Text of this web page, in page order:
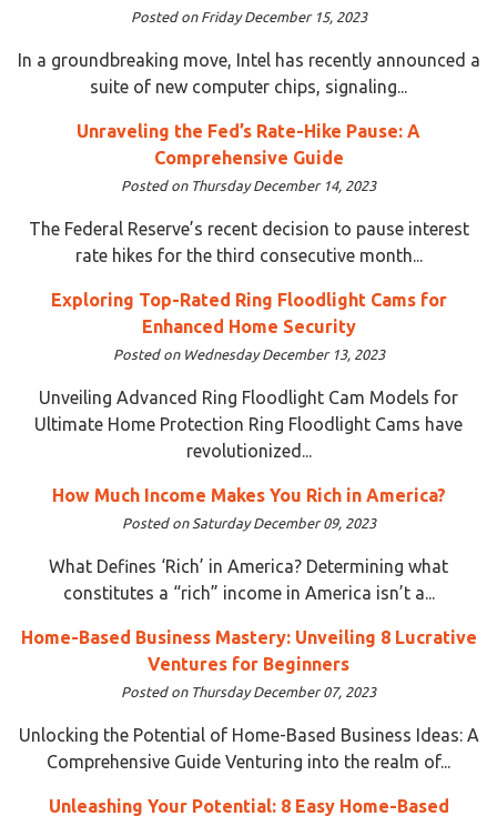
Posted on Friday December 15, 2023
In a groundbreaking move, Intel has recently announced a
suite of new computer chips, signaling...
Unraveling the Fed’s Rate-Hike Pause: A
Comprehensive Guide
Posted on Thursday December 14, 2023
The Federal Reserve’s recent decision to pause interest
rate hikes for the third consecutive month...
Exploring Top-Rated Ring Floodlight Cams for
Enhanced Home Security
Posted on Wednesday December 13, 2023
Unveiling Advanced Ring Floodlight Cam Models for
Ultimate Home Protection Ring Floodlight Cams have
revolutionized...
How Much Income Makes You Rich in America?
Posted on Saturday December 09, 2023
What Defines ‘Rich’ in America? Determining what
constitutes a “rich” income in America isn’t a...
Home-Based Business Mastery: Unveiling 8 Lucrative
Ventures for Beginners
Posted on Thursday December 07, 2023
Unlocking the Potential of Home-Based Business Ideas: A
Comprehensive Guide Venturing into the realm of...
Unleashing Your Potential: 8 Easy Home-Based